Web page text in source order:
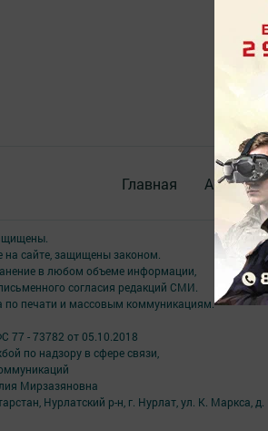
Главная
сайте, защищены законом.
в любом объеме информации,
согласия редакций СМИ.
по печати и массовым коммуникациям.
-⁠ 73782 от 05.10.2018
по надзору в сфере связи,
Мирзазяновна
Нурлатский р-н, г. Нурлат, ул. К. Маркса, д.